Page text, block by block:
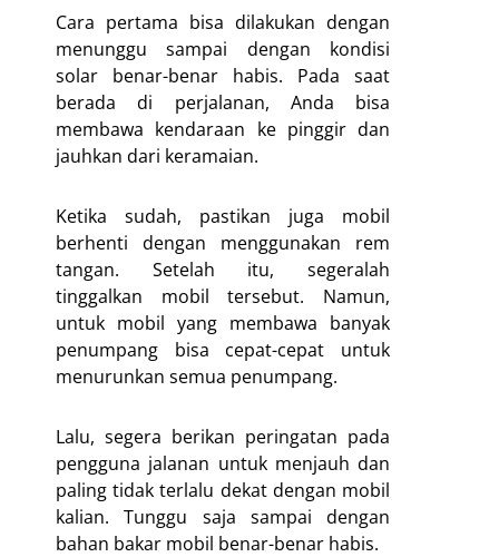
Cara pertama bisa dilakukan dengan
menunggu sampai dengan kondisi
solar benar-benar habis. Pada saat
berada di perjalanan, Anda bisa
membawa kendaraan ke pinggir dan
jauhkan dari keramaian.
Ketika sudah, pastikan juga mobil
berhenti dengan menggunakan rem
tangan. Setelah itu, segeralah
tinggalkan mobil tersebut. Namun,
untuk mobil yang membawa banyak
penumpang bisa cepat-cepat untuk
menurunkan semua penumpang.
Lalu, segera berikan peringatan pada
pengguna jalanan untuk menjauh dan
paling tidak terlalu dekat dengan mobil
kalian. Tunggu saja sampai dengan
bahan bakar mobil benar-benar habis.